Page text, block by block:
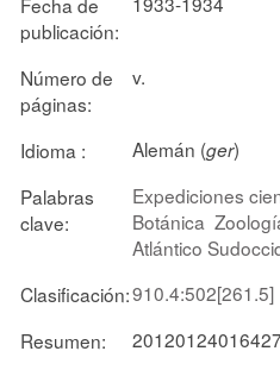
publicación:
Número de
páginas:
v.
Idioma : Alemán (ger)
Palabras
clave:
Expediciones
Botánica
Atlántico
Clasificación:910.4:502[261.5]
Resumen:
20120124016427